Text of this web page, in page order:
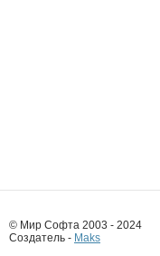
© Мир Софта 2003 - 2024
Создатель - Maks